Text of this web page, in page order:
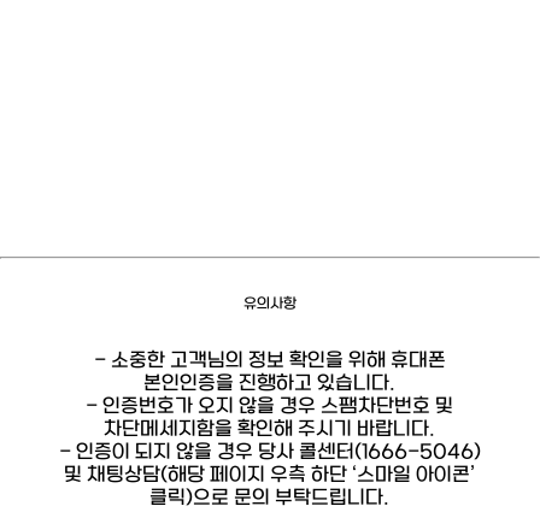
유의사항
- 소중한 고객님의 정보 확인을 위해 휴대폰
본인인증을 진행하고 있습니다.
- 인증번호가 오지 않을 경우 스팸차단번호 및
차단메세지함을 확인해 주시기 바랍니다.
- 인증이 되지 않을 경우 당사 콜센터(1666-5046)
및 채팅상담(해당 페이지 우측 하단 ‘스마일 아이콘’
클릭)으로 문의 부탁드립니다.